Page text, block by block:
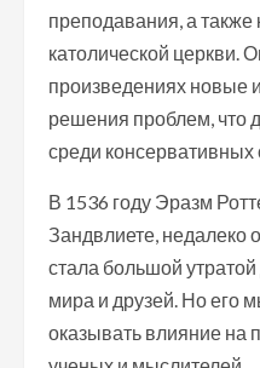
преподавания, а также
католической церкви.
произведениях новые
решения проблем, что
среди консервативных
В 1536 году Эразм
Зандвлиете, недалеко
стала большой
мира и друзей. Но его
оказывать влияние на